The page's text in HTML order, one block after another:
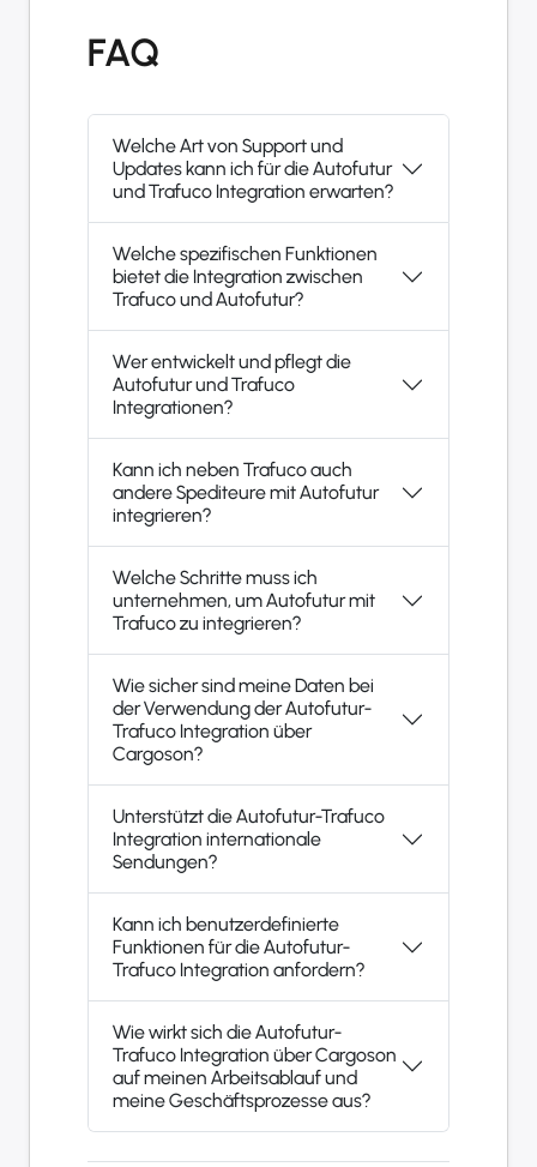
FAQ
Welche Art von Support und
Updates kann ich für die Autofutur
und Trafuco Integration erwarten?
Welche spezifischen Funktionen
bietet die Integration zwischen
Trafuco und Autofutur?
Wer entwickelt und pflegt die
Autofutur und Trafuco
Integrationen?
Kann ich neben Trafuco auch
andere Spediteure mit Autofutur
integrieren?
Welche Schritte muss ich
unternehmen, um Autofutur mit
Trafuco zu integrieren?
Wie sicher sind meine Daten bei
der Verwendung der Autofutur-
Trafuco Integration über
Cargoson?
Unterstützt die Autofutur-Trafuco
Integration internationale
Sendungen?
Kann ich benutzerdefinierte
Funktionen für die Autofutur-
Trafuco Integration anfordern?
Wie wirkt sich die Autofutur-
Trafuco Integration über Cargoson
auf meinen Arbeitsablauf und
meine Geschäftsprozesse aus?